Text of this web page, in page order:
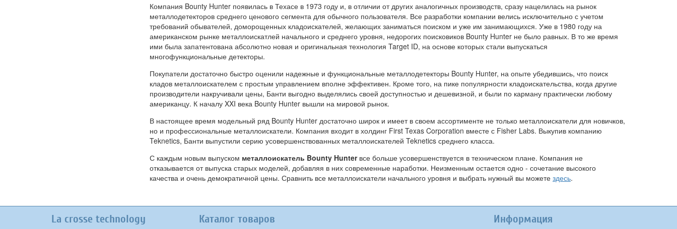
Компания Bounty Hunter появилась в Техасе в 1973 году и, в отличии от других аналогичных производств, сразу нацелилась на рынок
металлодетекторов среднего ценового сегмента для обычного пользователя. Все разработки компании велись исключительно с учетом
требований обывателей, доморощенных кладоискателей, желающих заниматься поиском и уже им занимающихся. Уже в 1980 году на
американском рынке металлоискатлей начального и среднего уровня, недорогих поисковиков Bounty Hunter не было равных. В то же время
ими была запатентована абсолютно новая и оригинальная технология Target ID, на основе которых стали выпускаться
многофункциональные детекторы.
Покупатели достаточно быстро оценили надежные и функциональные металлодетекторы Bounty Hunter, на опыте убедившись, что поиск
кладов металлоискателем с простым управлением вполне эффективен. Кроме того, на пике популярности кладоискательства, когда другие
производители накручивали цены, Банти выгодно выделялись своей доступностью и дешевизной, и были по карману практически любому
американцу. К началу XXI века Bounty Hunter вышли на мировой рынок.
В настоящее время модельный ряд Bounty Hunter достаточно широк и имеет в своем ассортименте не только металлоискатели для новичков,
но и профессиональные металлоискатели. Компания входит в холдинг First Texas Corporation вместе с Fisher Labs. Выкупив компанию
Teknetics, Банти выпустили серию усовершенствованных металлоискателей Teknetics среднего класса.
С каждым новым выпуском металлоискатель Bounty Hunterвсе больше усовершенствуется в техническом плане. Компания не
отказывается от выпуска старых моделей, добавляя в них современные наработки. Неизменным остается одно - сочетание высокого
качества и очень демократичной цены. Сравнить все металлоискатели начального уровня и выбрать нужный вы можете здесь.
La crosse technology Каталог товаров Информация